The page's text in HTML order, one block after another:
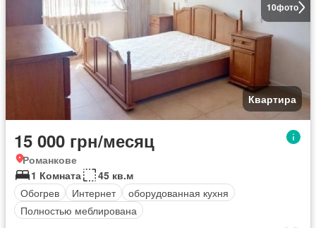
10фото
Квартира
15 000 грн/месяц
Романкове
1 Комната
45 кв.м
Обогрев
Интернет
оборудованная кухня
Полностью меблирована